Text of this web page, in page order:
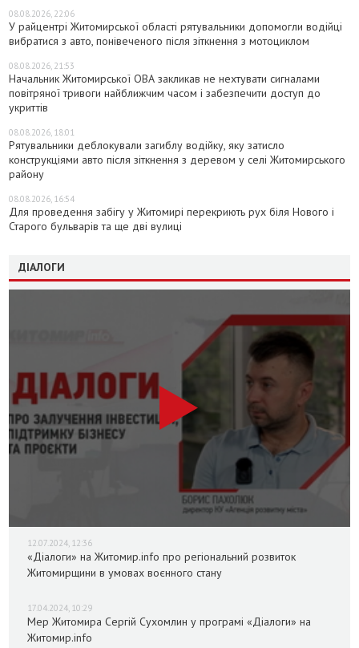
08.08.2026, 22:06
У райцентрі Житомирської області рятувальники допомогли водійці
вибратися з авто, понівеченого після зіткнення з мотоциклом
08.08.2026, 21:53
Начальник Житомирської ОВА закликав не нехтувати сигналами
повітряної тривоги найближчим часом і забезпечити доступ до
укриттів
08.08.2026, 18:01
Рятувальники деблокували загиблу водійку, яку затисло
конструкціями авто після зіткнення з деревом у селі Житомирського
району
08.08.2026, 16:54
Для проведення забігу у Житомирі перекриють рух біля Нового і
Старого бульварів та ще дві вулиці
ДІАЛОГИ
12.07.2024, 12:36
«Діалоги» на Житомир.info про регіональний розвиток
Житомирщини в умовах воєнного стану
17.04.2024, 10:29
Мер Житомира Сергій Сухомлин у програмі «Діалоги» на
Житомир.info